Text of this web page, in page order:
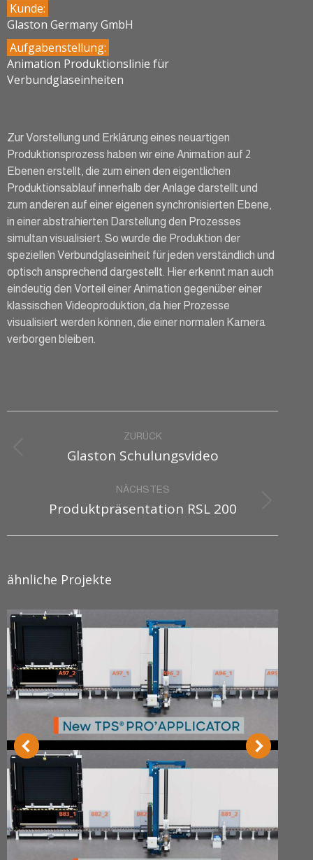
Kunde:
Glaston Germany GmbH
Aufgabenstellung:
Animation Produktionslinie für
Verbundglaseinheiten
Zur Vorstellung und Erklärung eines neuartigen
Produktionsprozess haben wir eine Animation auf 2
Ebenen erstellt, die zum einen den eigentlichen
Produktionsablauf innerhalb der Anlage darstellt und
zum anderen auf einer eigenen synchronisierten Ebene,
in einer abstrahierten Darstellung den Prozesses
simultan visualisiert. So wurde die Produktion der
speziellen Verbundglaseinheit für jeden verständlich und
optisch ansprechend dargestellt. Hier erkennt man auch
eindeutig den Vorteil einer Animation gegenüber einer
klassischen Videoproduktion, da hier Prozesse
visualisiert werden können, die einer normalen Kamera
verborgen bleiben.
navigation
ZURÜCK
Previous
Glaston Schulungsvideo
NÄCHSTES
Next
Produktpräsentation RSL 200
ähnliche Projekte